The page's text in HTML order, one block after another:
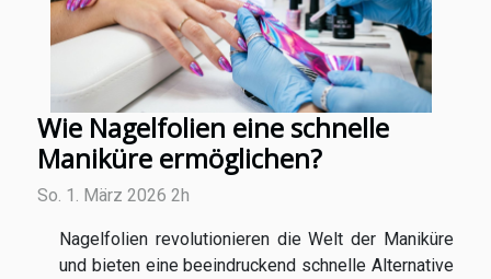
Wie Nagelfolien eine schnelle
Maniküre ermöglichen?
So. 1. März 2026 2h
Nagelfolien revolutionieren die Welt der Maniküre
und bieten eine beeindruckend schnelle Alternative